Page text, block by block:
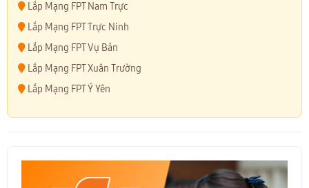
Lắp Mạng FPT Nam Trực
Lắp Mạng FPT Trực Ninh
Lắp Mạng FPT Vụ Bản
Lắp Mạng FPT Xuân Trường
Lắp Mạng FPT Ý Yên